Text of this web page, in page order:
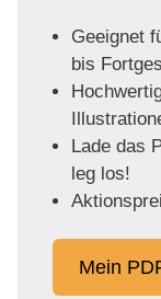
Geeignet
bis
Lade das
leg los!
Mein